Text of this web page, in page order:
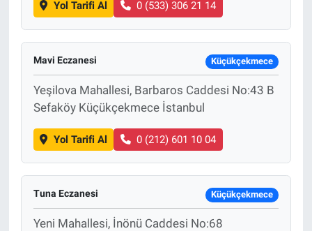
Yol Tarifi Al 0 (533) 306 21 14
Mavi Eczanesi Küçükçekmece
Yeşilova Mahallesi, Barbaros Caddesi No:43 B
Sefaköy Küçükçekmece İstanbul
Yol Tarifi Al 0 (212) 601 10 04
Tuna Eczanesi Küçükçekmece
Yeni Mahallesi, İnönü Caddesi No:68